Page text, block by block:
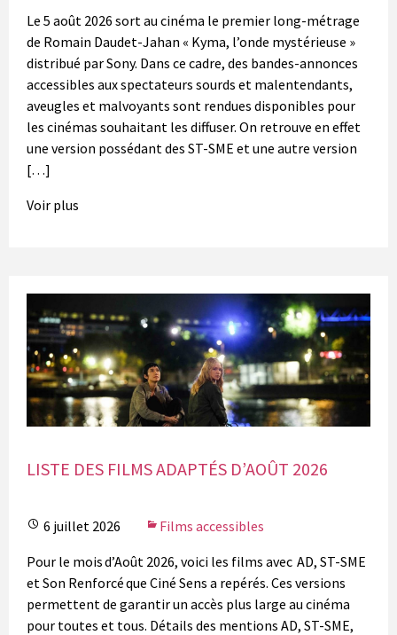
Le 5 août 2026 sort au cinéma le premier long-métrage
de Romain Daudet-Jahan « Kyma, l’onde mystérieuse »
distribué par Sony. Dans ce cadre, des bandes-annonces
accessibles aux spectateurs sourds et malentendants,
aveugles et malvoyants sont rendues disponibles pour
les cinémas souhaitant les diffuser. On retrouve en effet
une version possédant des ST-SME et une autre version
[…]
Voir plus
LISTE DES FILMS ADAPTÉS D’AOÛT 2026
6 juillet 2026
Films accessibles
Pour le mois d’Août 2026, voici les films avec AD, ST-SME
et Son Renforcé que Ciné Sens a repérés. Ces versions
permettent de garantir un accès plus large au cinéma
pour toutes et tous. Détails des mentions AD, ST-SME,